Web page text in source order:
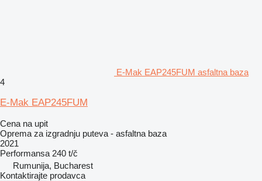
E-Mak EAP245FUM asfaltna baza
4
E-Mak EAP245FUM
Cena na upit
Oprema za izgradnju puteva - asfaltna baza
2021
Performansa 240 t/č
Rumunija, Bucharest
Kontaktirajte prodavca